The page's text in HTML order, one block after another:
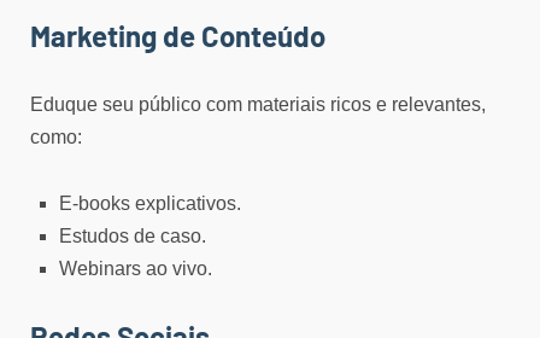
Marketing de Conteúdo
Eduque seu público com materiais ricos e relevantes,
como:
E-books explicativos.
Estudos de caso.
Webinars ao vivo.